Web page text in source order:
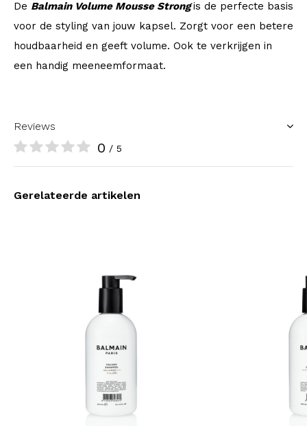
De Balmain Volume Mousse Strong is de perfecte basis
voor de styling van jouw kapsel. Zorgt voor een betere
houdbaarheid en geeft volume. Ook te verkrijgen in
een handig meeneemformaat.
Reviews
0 / 5
Gerelateerde artikelen